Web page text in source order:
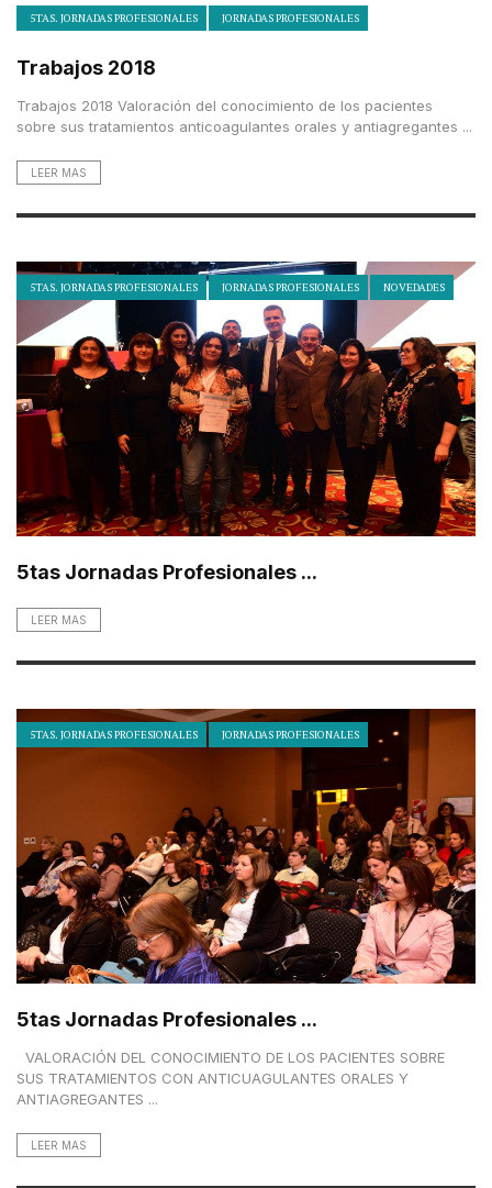
5TAS. JORNADAS PROFESIONALES JORNADAS PROFESIONALES
Trabajos 2018
Trabajos 2018 Valoración del conocimiento de los pacientes
sobre sus tratamientos anticoagulantes orales y antiagregantes ...
LEER MAS
5TAS. JORNADAS PROFESIONALES JORNADAS PROFESIONALES NOVEDADES
5tas Jornadas Profesionales ...
LEER MAS
5TAS. JORNADAS PROFESIONALES JORNADAS PROFESIONALES
5tas Jornadas Profesionales ...
VALORACIÓN DEL CONOCIMIENTO DE LOS PACIENTES SOBRE
SUS TRATAMIENTOS CON ANTICUAGULANTES ORALES Y
ANTIAGREGANTES ...
LEER MAS